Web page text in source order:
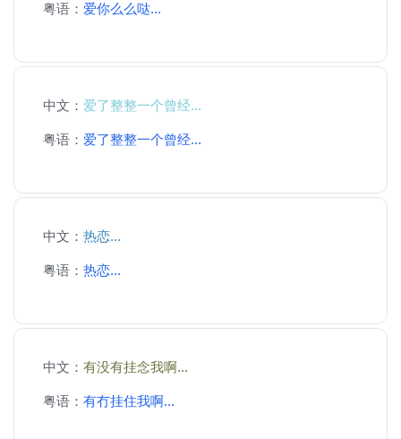
粤语： 爱你么么哒...
中文： 爱了整整一个曾经...
粤语： 爱了整整一个曾经...
中文： 热恋...
粤语： 热恋...
中文： 有没有挂念我啊...
粤语： 有冇挂住我啊...